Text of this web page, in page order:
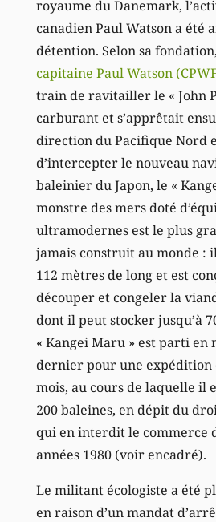
royaume du Danemark,
canadien Paul Watson a été
détention. Selon sa
capitaine Paul Watson
train de ravitailler le « John
carburant et s’apprêtait
direction du Pacifique Nord
d’intercepter le nouveau
baleinier du Japon, le «
monstre des mers doté
ultramodernes est le plus
jamais construit au monde :
112 mètres de long et est
découper et congeler la
dont il peut stocker jusqu’à
« Kangei Maru » est parti en
dernier pour une expédition
mois, au cours de laquelle il
200 baleines, en dépit du
qui en interdit le commerce
années 1980 (voir encadré).
Le militant écologiste a été
en raison d’un mandat